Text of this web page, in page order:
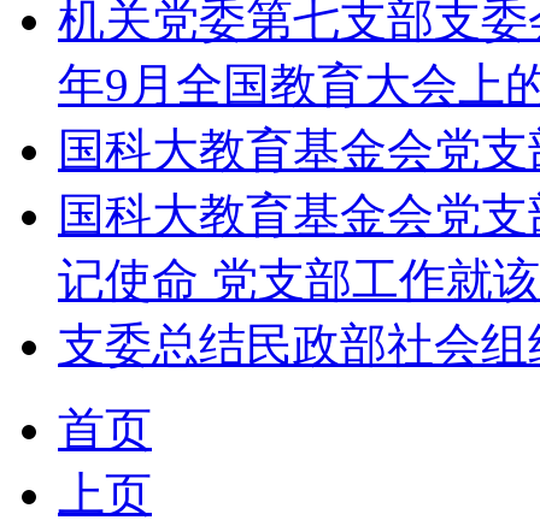
机关党委第七支部支
年9月全国教育大会上
国科大教育基金会党
国科大教育基金会党
记使命 党支部工作就
支委总结民政部社会
首页
上页